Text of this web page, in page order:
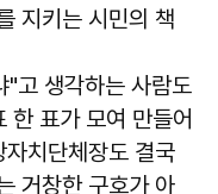
지키는 시민의 책
"고 생각하는 사람도
한 표가 모여 만들어
치단체장도 결국
거창한 구호가 아